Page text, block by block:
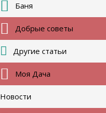
Баня
Добрые советы
Другие статьи
Моя Дача
Новости